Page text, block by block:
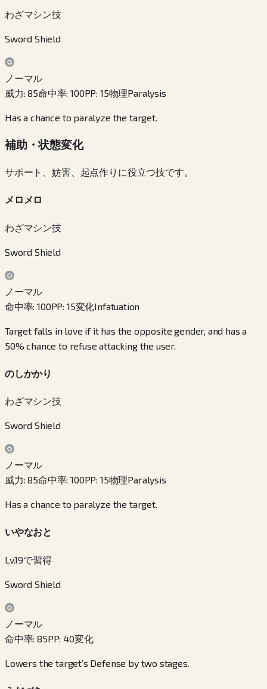
わざマシン技
Sword Shield
ノーマル
威力:85命中率:100PP: 15物理Paralysis
Has a chance to paralyze the target.
補助・状態変化
サポート、妨害、起点作りに役立つ技です。
メロメロ
わざマシン技
Sword Shield
ノーマル
命中率:100PP: 15変化Infatuation
Target falls in love if it has the opposite gender, and has a
50% chance to refuse attacking the user.
のしかかり
わざマシン技
Sword Shield
ノーマル
威力:85命中率:100PP: 15物理Paralysis
Has a chance to paralyze the target.
いやなおと
Lv.19で習得
Sword Shield
ノーマル
命中率:85PP: 40変化
Lowers the target’s Defense by two stages.